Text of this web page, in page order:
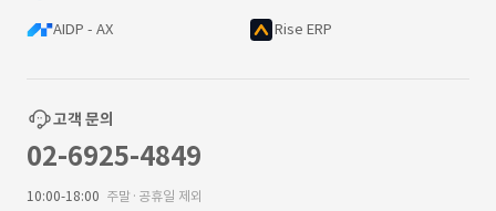
AIDP - AX Rise ERP
고객 문의
02-6925-4849
10:00-18:00 주말·공휴일 제외